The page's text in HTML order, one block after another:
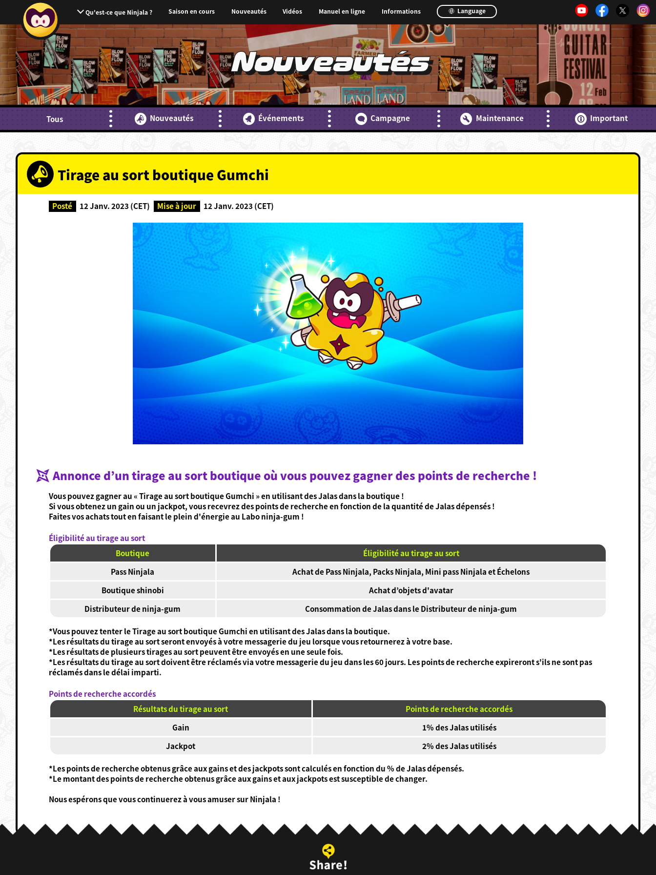
Qu'est-ce que Ninjala ? Saison en cours Nouveautés Vidéos Manuel en ligne Informations Language
Nouveautés
Tous Nouveautés Événements Campagne Maintenance Important
Tirage au sort boutique Gumchi
Posté 12 Janv. 2023 (CET) Mise à jour 12 Janv. 2023 (CET)
Annonce d’un tirage au sort boutique où vous pouvez gagner des points de recherche !
Vous pouvez gagner au « Tirage au sort boutique Gumchi » en utilisant des Jalas dans la boutique !
Si vous obtenez un gain ou un jackpot, vous recevrez des points de recherche en fonction de la quantité de Jalas dépensés !
Faites vos achats tout en faisant le plein d'énergie au Labo ninja-gum !
Éligibilité au tirage au sort
Boutique
Éligibilité au tirage au sort
Pass Ninjala
Achat de Pass Ninjala, Packs Ninjala, Mini pass Ninjala et Échelons
Boutique shinobi
Achat d’objets d'avatar
Distributeur de ninja-gum
Consommation de Jalas dans le Distributeur de ninja-gum
*Vous pouvez tenter le Tirage au sort boutique Gumchi en utilisant des Jalas dans la boutique.
*Les résultats du tirage au sort seront envoyés à votre messagerie du jeu lorsque vous retournerez à votre base.
*Les résultats de plusieurs tirages au sort peuvent être envoyés en une seule fois.
*Les résultats du tirage au sort doivent être réclamés via votre messagerie du jeu dans les 60 jours. Les points de recherche expireront s'ils ne sont pas
réclamés dans le délai imparti.
Points de recherche accordés
Résultats du tirage au sort
Points de recherche accordés
Gain
1% des Jalas utilisés
Jackpot
2% des Jalas utilisés
*Les points de recherche obtenus grâce aux gains et des jackpots sont calculés en fonction du % de Jalas dépensés.
*Le montant des points de recherche obtenus grâce aux gains et aux jackpots est susceptible de changer.
Nous espérons que vous continuerez à vous amuser sur Ninjala !